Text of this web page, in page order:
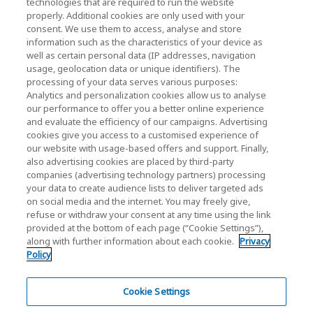
korporacyjne / inwestorskie)
KIOXIA Holdings Corporation Home
Relacje inwestorskie
Polityka prywatności
Cookie Settings
Regulamin
Znaki towarowe
properly. Additional cookies are only used with your
consent. We use them to access, analyse and store
information such as the characteristics of your device as
well as certain personal data (IP addresses, navigation
usage, geolocation data or unique identifiers). The
processing of your data serves various purposes:
Analytics and personalization cookies allow us to analyse
our performance to offer you a better online experience
and evaluate the efficiency of our campaigns. Advertising
cookies give you access to a customised experience of
our website with usage-based offers and support. Finally,
also advertising cookies are placed by third-party
companies (advertising technology partners) processing
your data to create audience lists to deliver targeted ads
on social media and the internet. You may freely give,
refuse or withdraw your consent at any time using the link
provided at the bottom of each page (“Cookie Settings”),
along with further information about each cookie. Privacy
Policy
Cookie Settings